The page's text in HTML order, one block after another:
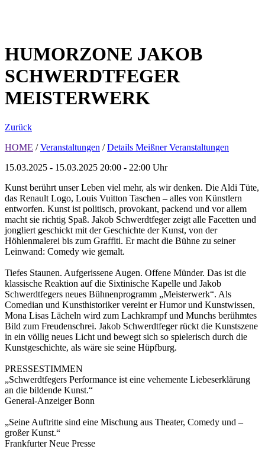
HUMORZONE JAKOB
SCHWERDTFEGER
MEISTERWERK
Zurück
HOME / Veranstaltungen / Details Meißner Veranstaltungen
15.03.2025 - 15.03.2025 20:00 - 22:00 Uhr
Kunst berührt unser Leben viel mehr, als wir denken. Die Aldi Tüte,
das Renault Logo, Louis Vuitton Taschen – alles von Künstlern
entworfen. Kunst ist politisch, provokant, packend und vor allem
macht sie richtig Spaß. Jakob Schwerdtfeger zeigt alle Facetten und
jongliert geschickt mit der Geschichte der Kunst, von der
Höhlenmalerei bis zum Graffiti. Er macht die Bühne zu seiner
Leinwand: Comedy wie gemalt.
Tiefes Staunen. Aufgerissene Augen. Offene Münder. Das ist die
klassische Reaktion auf die Sixtinische Kapelle und Jakob
Schwerdtfegers neues Bühnenprogramm „Meisterwerk“. Als
Comedian und Kunsthistoriker vereint er Humor und Kunstwissen,
Mona Lisas Lächeln wird zum Lachkrampf und Munchs berühmtes
Bild zum Freudenschrei. Jakob Schwerdtfeger rückt die Kunstszene
in ein völlig neues Licht und bewegt sich so spielerisch durch die
Kunstgeschichte, als wäre sie seine Hüpfburg.
PRESSESTIMMEN
„Schwerdtfegers Performance ist eine vehemente Liebeserklärung
an die bildende Kunst.“
General-Anzeiger Bonn
„Seine Auftritte sind eine Mischung aus Theater, Comedy und –
großer Kunst.“
Frankfurter Neue Presse